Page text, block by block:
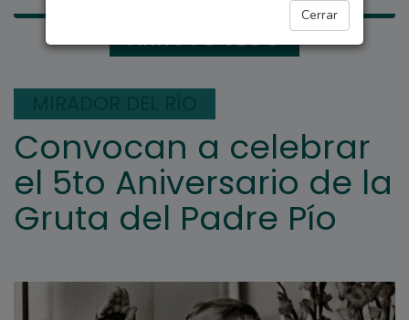
Cerrar
ARROYO SECO
Convocan a celebrar
el 5to Aniversario de la
Gruta del Padre Pío